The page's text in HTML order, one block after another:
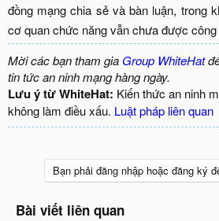
đồng mạng chia sẻ và bàn luận, trong
cơ quan chức năng vẫn chưa được công
Mời các bạn tham gia Group WhiteHat
tin tức an ninh mạng hàng ngày.
Lưu ý từ WhiteHat: Kiến thức an ninh
không làm điều xấu. Luật pháp liên quan
Bạn phải đăng nhập hoặc đăng ký
Bài viết liên quan